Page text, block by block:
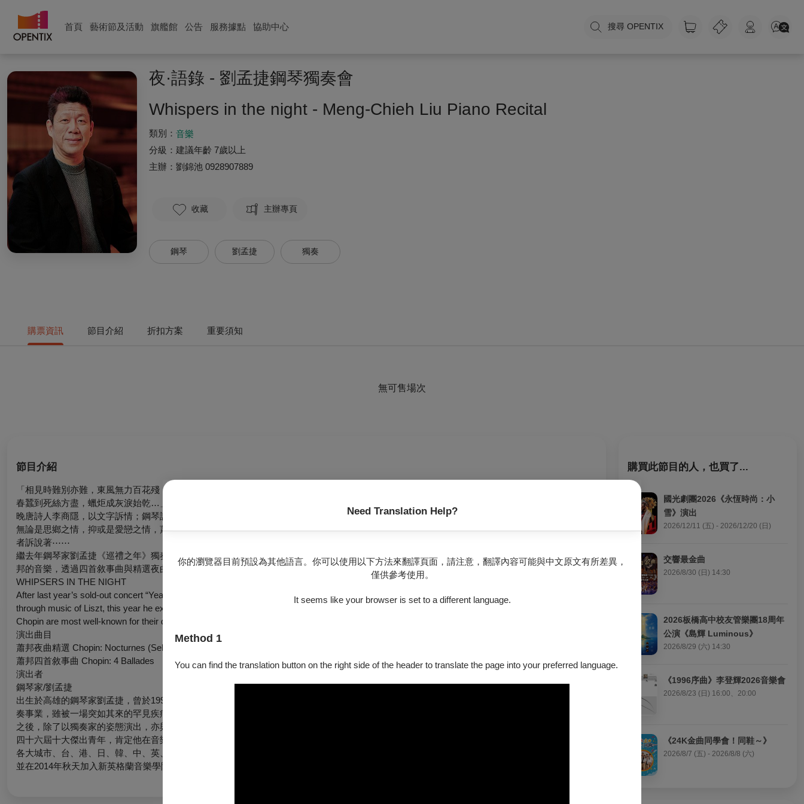
首頁 藝術節及活動 旗艦館 公告 服務據點 協助中心 搜尋 OPENTIX
Need Translation Help?
你的瀏覽器目前預設為其他語言。你可以使用以下方法來翻譯頁面，請注意，翻譯內容可能與中文原文有所差異，
僅供參考使用。
It seems like your browser is set to a different language.
Method 1
You can find the translation button on the right side of the header to translate the page into your preferred language.
夜·語錄 - 劉孟捷鋼琴獨奏會
Whispers in the night - Meng-Chieh Liu Piano Recital
類別： 音樂
分級： 建議年齡 7歲以上
主辦： 劉錦池 0928907889
收藏 主辦專頁
鋼琴 劉孟捷 獨奏
購票資訊 節目介紹 折扣方案 重要須知
無可售場次
節目介紹
「相見時難別亦難，東風無力百花殘
春蠶到死絲方盡，蠟炬成灰淚始乾…」
晚唐詩人李商隱，以文字訴情；鋼琴詩人蕭邦，則用琴音訴情。
無論是思鄉之情，抑或是愛戀之情，蕭邦將內心極為私密的情感傾注在音樂中，時而溫柔、時而不安，挾帶著一縷哀愁，樸素且深邃，輕輕向聆聽
者訴說著⋯⋯
繼去年鋼琴家劉孟捷《巡禮之年》獨奏會，演繹整場李斯特曲目，抒發因疫情肆虐，沈澱且體悟生命後，與音樂的共鳴。今年劉孟捷將帶來整場蕭
邦的音樂，透過四首敘事曲與精選夜曲，來探索人類情感。
WHIPSERS IN THE NIGHT
After last year’s sold-out concert “Years of Pilgrimage” where pianist Meng-Chieh Liu expressed his sentiment during the special pandemic year
through music of Liszt, this year he explores the range of human emotions through Chopin’s four Ballades and selected Nocturnes. The Ballades by
Chopin are most well-known for their dramatic twists, and his Nocturnes are some of the most sublime music ever written.
演出曲目
蕭邦夜曲精選 Chopin: Nocturnes (Selections)
蕭邦四首敘事曲 Chopin: 4 Ballades
演出者
鋼琴家/劉孟捷
出生於高雄的鋼琴家劉孟捷，曾於1993年以柯蒂斯音樂學院學生之姿，代替鋼琴大師安德烈．瓦茲於費城音樂廳演出，贏得高度讚賞。蒸蒸日上演
奏事業，雖被一場突如其來的罕見疾病中斷，劉孟捷憑著堅毅的決心，在嚴酷的物理治療後奇蹟似的恢復健康，繼續活耀在演奏舞台上。浴火重生
之後，除了以獨奏家的姿態演出，亦與克里斯托夫．艾森巴赫、古斯塔夫．杜達美、艾倫．吉伯特等知名指揮合作，且於2008年獲選為中華民國第
四十六屆十大傑出青年，肯定他在音樂藝術上的成就。劉孟捷於2002年獲頒艾維理費雪職業大賞及費城音樂基金會職業成就獎，演出行腳遍及美國
各大城市、台、港、日、韓、中、英、法、西、紐、澳等地，自1993年開始任教於柯蒂斯音樂院，2006年受邀至芝加哥羅斯福大學擔任鋼琴教授，
並在2014年秋天加入新英格蘭音樂學院的師資陣容。
購買此節目的人，也買了...
國光劇團2026《永恆時尚：小
雪》演出
2026/12/11 (五) - 2026/12/20 (日)
交響最金曲
2026/8/30 (日) 14:30
2026板橋高中校友管樂團18周年
公演《島輝 Luminous》
2026/8/29 (六) 14:30
《1996序曲》李登輝2026音樂會
2026/8/23 (日) 16:00、20:00
《24K金曲同學會！同鞋～》
2026/8/7 (五) - 2026/8/8 (六)